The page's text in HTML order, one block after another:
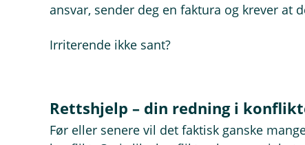
ansvar, sender deg en faktura og krever at
Irriterende ikke sant?
Rettshjelp – din redning i
Før eller senere vil det faktisk ganske